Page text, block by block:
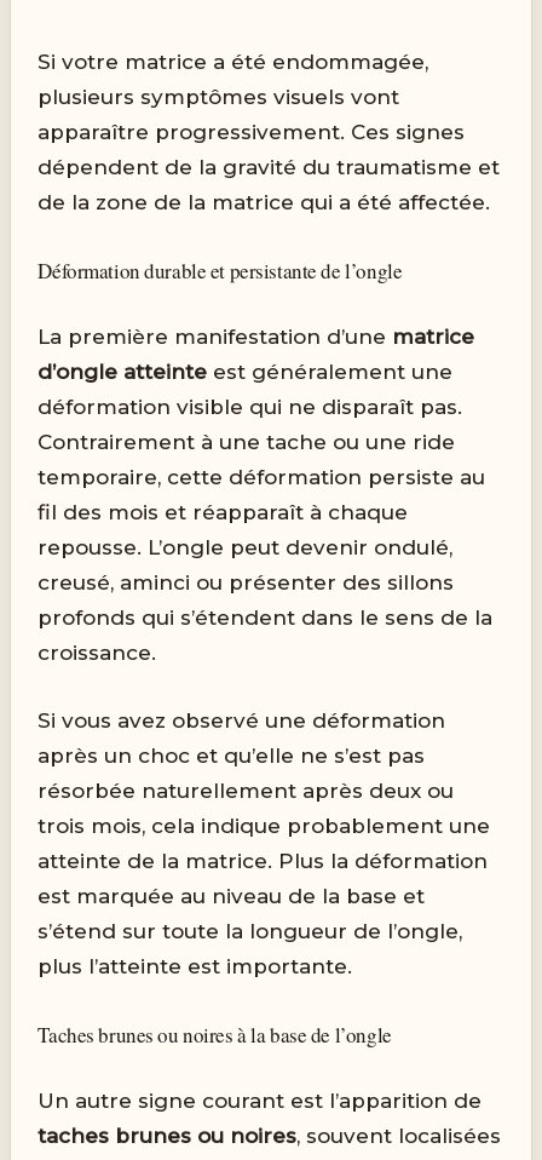
Si votre matrice a été endommagée,
plusieurs symptômes visuels vont
apparaître progressivement. Ces signes
dépendent de la gravité du traumatisme et
de la zone de la matrice qui a été affectée.
Déformation durable et persistante de l’ongle
La première manifestation d’une matrice
d’ongle atteinte est généralement une
déformation visible qui ne disparaît pas.
Contrairement à une tache ou une ride
temporaire, cette déformation persiste au
fil des mois et réapparaît à chaque
repousse. L’ongle peut devenir ondulé,
creusé, aminci ou présenter des sillons
profonds qui s’étendent dans le sens de la
croissance.
Si vous avez observé une déformation
après un choc et qu’elle ne s’est pas
résorbée naturellement après deux ou
trois mois, cela indique probablement une
atteinte de la matrice. Plus la déformation
est marquée au niveau de la base et
s’étend sur toute la longueur de l’ongle,
plus l’atteinte est importante.
Taches brunes ou noires à la base de l’ongle
Un autre signe courant est l’apparition de
taches brunes ou noires, souvent localisées